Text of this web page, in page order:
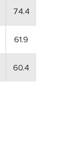
74.4
61.9
60.4